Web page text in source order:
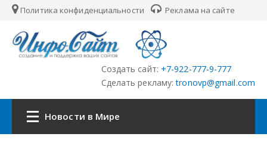
Политика конфиденциальности Реклама на сайте
Создать сайт: +7-922-777-9-777
Сделать рекламу: tronovp@gmail.com
Новости в Мире